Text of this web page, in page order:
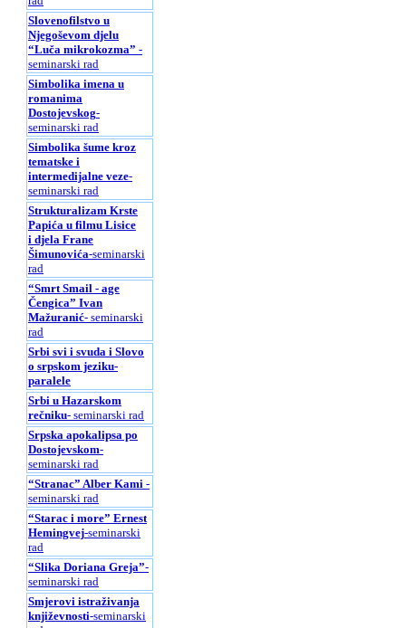
Slovenofilstvo u
Njegoševom djelu
“Luča mikrokozma” -
seminarski rad
Simbolika imena u
romanima
Dostojevskog-
seminarski rad
Simbolika šume kroz
tematske i
intermedijalne veze-
seminarski rad
Strukturalizam Krste
Papića u filmu Lisice
i djela Frane
Šimunovića-seminarski
rad
“Smrt Smail - age
Čengica” Ivan
Mažuranić- seminarski
rad
Srbi svi i svuda i Slovo
o srpskom jeziku-
paralele
Srbi u Hazarskom
rečniku- seminarski rad
Srpska apokalipsa po
Dostojevskom-
seminarski rad
“Stranac” Alber Kami -
seminarski rad
“Starac i more” Ernest
Hemingvej-seminarski
rad
“Slika Doriana Greja”-
seminarski rad
Smjerovi istraživanja
književnosti-seminarski